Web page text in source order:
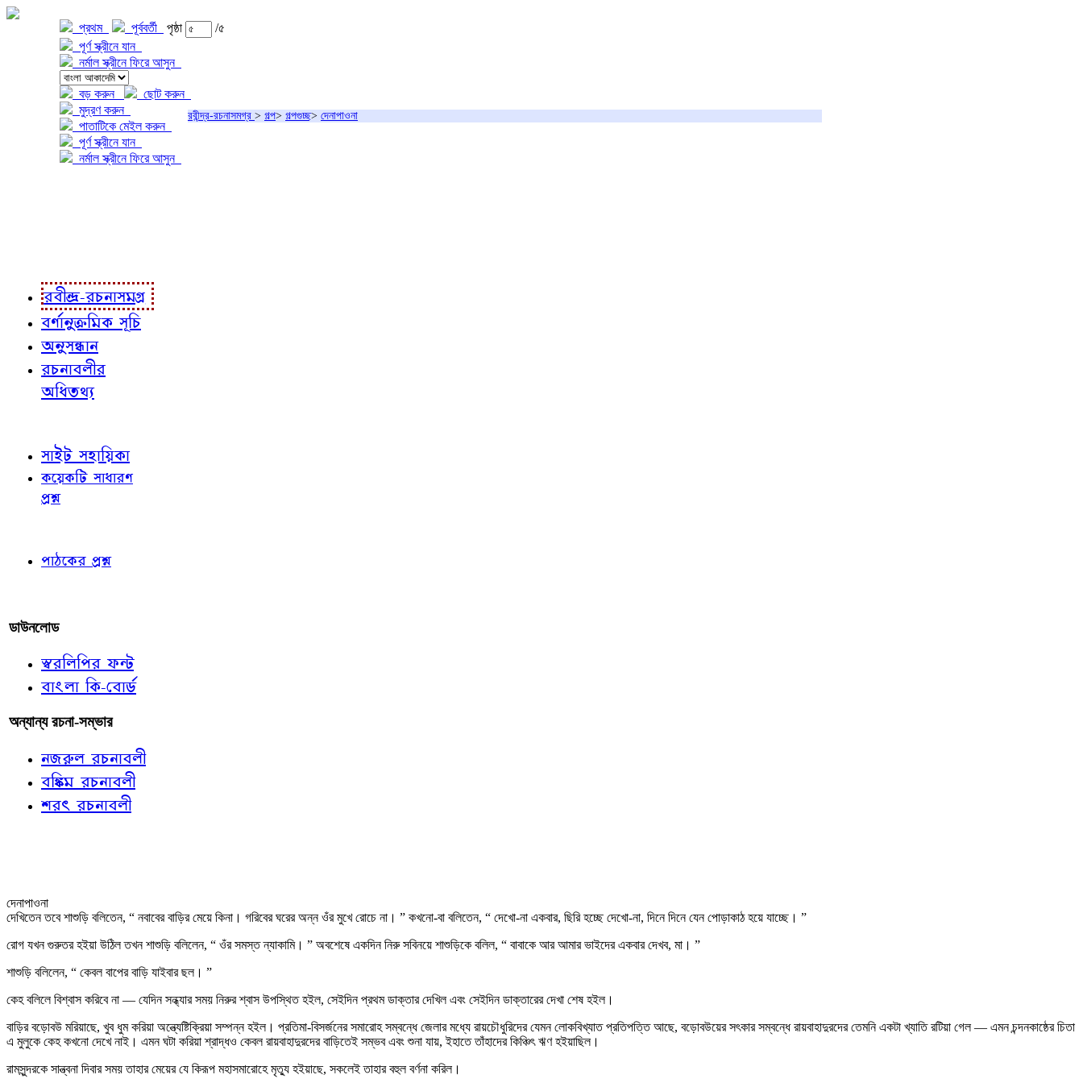
প্রথম পূর্ববর্তী পৃষ্ঠা
/৫
পূর্ণ স্ক্রীনে যান
নর্মাল স্ক্রীনে ফিরে আসুন
বড় করুন
ছোট করুন
মুদ্রণ করুন
পাতাটিকে মেইল করুন
পূর্ণ স্ক্রীনে যান
নর্মাল স্ক্রীনে ফিরে আসুন
রবীন্দ্র-রচনাসমগ্র > গল্প> গল্পগুচ্ছ> দেনাপাওনা
রবীন্দ্র-রচনাসমগ্র
বর্ণানুক্রমিক সূচি
অনুসন্ধান
রচনাবলীর
অধিতথ্য
সাইট সহায়িকা
কয়েকটি সাধারণ
প্রশ্ন
পাঠকের প্রশ্ন
ডাউনলোড
স্বরলিপির ফন্ট
বাংলা কি-বোর্ড
অন্যান্য রচনা-সম্ভার
নজরুল রচনাবলী
বঙ্কিম রচনাবলী
শরৎ রচনাবলী
দেনাপাওনা
দেখিতেন তবে শাশুড়ি বলিতেন, “ নবাবের বাড়ির মেয়ে কিনা। গরিবের ঘরের অন্ন ওঁর মুখে রোচে না। ” কখনো-বা বলিতেন, “ দেখো-না একবার, ছিরি হচ্ছে দেখো-না, দিনে দিনে যেন পোড়াকাঠ হয়ে যাচ্ছে। ”
রোগ যখন গুরুতর হইয়া উঠিল তখন শাশুড়ি বলিলেন, “ ওঁর সমস্ত ন্যাকামি। ” অবশেষে একদিন নিরু সবিনয়ে শাশুড়িকে বলিল, “ বাবাকে আর আমার ভাইদের একবার দেখব, মা। ”
শাশুড়ি বলিলেন, “ কেবল বাপের বাড়ি যাইবার ছল। ”
কেহ বলিলে বিশ্বাস করিবে না — যেদিন সন্ধ্যার সময় নিরুর শ্বাস উপস্থিত হইল, সেইদিন প্রথম ডাক্তার দেখিল এবং সেইদিন ডাক্তারের দেখা শেষ হইল।
বাড়ির বড়োবউ মরিয়াছে, খুব ধুম করিয়া অন্ত্যেষ্টিক্রিয়া সম্পন্ন হইল। প্রতিমা-বিসর্জনের সমারোহ সম্বন্ধে জেলার মধ্যে রায়চৌধুরিদের যেমন লোকবিখ্যাত প্রতিপত্তি আছে, বড়োবউয়ের সৎকার সম্বন্ধে রায়বাহাদুরদের তেমনি একটা খ্যাতি রটিয়া গেল — এমন চন্দনকাষ্ঠের চিতা
এ মুলুকে কেহ কখনো দেখে নাই। এমন ঘটা করিয়া শ্রাদ্ধও কেবল রায়বাহাদুরদের বাড়িতেই সম্ভব এবং শুনা যায়, ইহাতে তাঁহাদের কিঞ্চিৎ ঋণ হইয়াছিল।
রামসুন্দরকে সান্ত্বনা দিবার সময় তাহার মেয়ের যে কিরূপ মহাসমারোহে মৃত্যু হইয়াছে, সকলেই তাহার বহুল বর্ণনা করিল।